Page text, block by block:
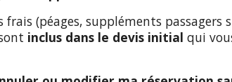
frais (péages, suppléments
inclus dans le devis initial qui